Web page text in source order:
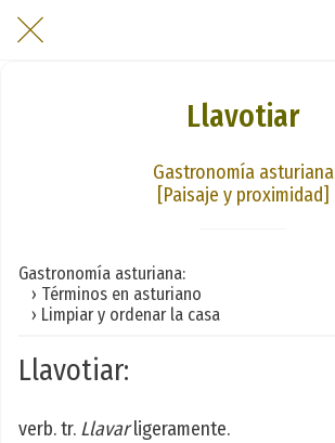
Llavotiar
Gastronomía asturiana
[Paisaje y proximidad]
Gastronomía asturiana:
› Términos en asturiano
› Limpiar y ordenar la casa
Llavotiar:
verb. tr. Llavarligeramente.